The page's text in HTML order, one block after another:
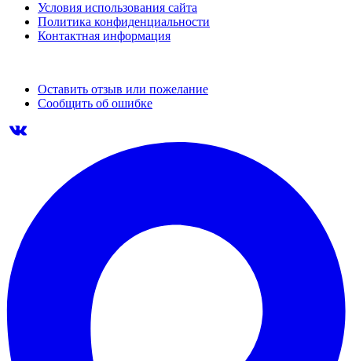
Условия использования сайта
Политика конфиденциальности
Контактная информация
Оставить отзыв или пожелание
Сообщить об ошибке